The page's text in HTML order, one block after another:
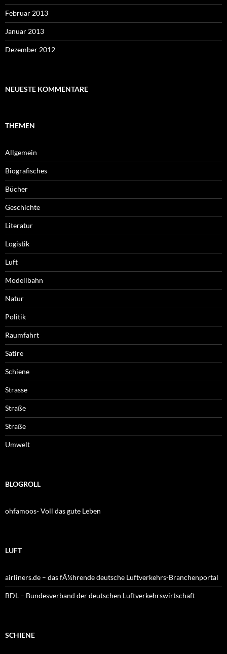
Februar 2013
Januar 2013
Dezember 2012
NEUESTE KOMMENTARE
THEMEN
Allgemein
Biografisches
Bücher
Geschichte
Literatur
Logistik
Luft
Modellbahn
Natur
Politik
Raumfahrt
Satire
Schiene
Strasse
Straße
Straße
Umwelt
BLOGROLL
ohfamoos- Voll das gute Leben
LUFT
airliners.de – das fÃ¼hrende deutsche Luftverkehrs-Branchenportal
BDL – Bundesverband der deutschen Luftverkehrswirtschaft
SCHIENE